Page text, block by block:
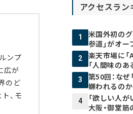
ンプ
広が
のど
、モ
アクセスラン
1
米国外初の
参道」がオー
2
楽天市場に
「人間味のあ
3
第50回：な
嫌われるのか
4
「欲しい人
大阪・御堂